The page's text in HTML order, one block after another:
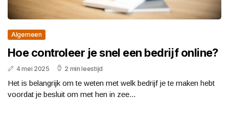
Algemeen
Hoe controleer je snel een bedrijf online?
4 mei 2025 2 min leestijd
Het is belangrijk om te weten met welk bedrijf je te maken hebt
voordat je besluit om met hen in zee...